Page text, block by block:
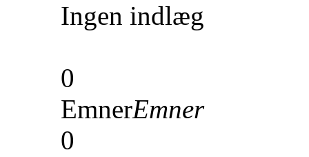
Ingen indlæg
0
EmnerEmner
0